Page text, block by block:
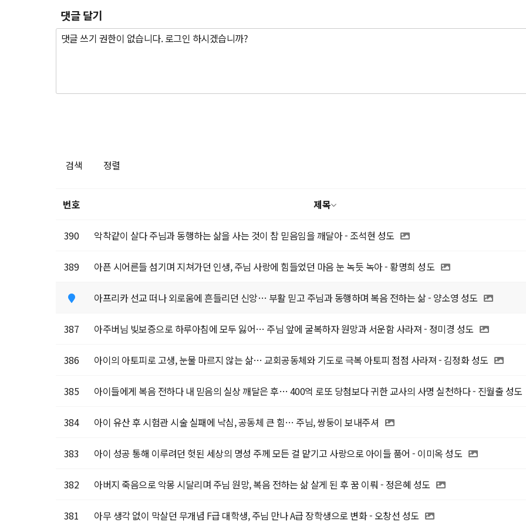
댓글 달기
검색 정렬
번호 제목
390 악착같이 살다 주님과 동행하는 삶을 사는 것이 참 믿음임을 깨달아 - 조석현 성도
389 아픈 시어른들 섬기며 지쳐가던 인생, 주님 사랑에 힘들었던 마음 눈 녹듯 녹아 - 황명희 성도
아프리카 선교 떠나 외로움에 흔들리던 신앙… 부활 믿고 주님과 동행하며 복음 전하는 삶 - 양소영 성도
387 아주버님 빚보증으로 하루아침에 모두 잃어… 주님 앞에 굴복하자 원망과 서운함 사라져 - 정미경 성도
386 아이의 아토피로 고생, 눈물 마르지 않는 삶… 교회공동체와 기도로 극복 아토피 점점 사라져 - 김정화 성도
385 아이들에게 복음 전하다 내 믿음의 실상 깨달은 후… 400억 로또 당첨보다 귀한 교사의 사명 실천하다 - 진월출 성도
384 아이 유산 후 시험관 시술 실패에 낙심, 공동체 큰 힘… 주님, 쌍둥이 보내주셔
383 아이 성공 통해 이루려던 헛된 세상의 명성 주께 모든 걸 맡기고 사랑으로 아이들 품어 - 이미옥 성도
382 아버지 죽음으로 악몽 시달리며 주님 원망, 복음 전하는 삶 살게 된 후 꿈 이뤄 - 정은혜 성도
381 아무 생각 없이 막살던 무개념 F급 대학생, 주님 만나 A급 장학생으로 변화 - 오창선 성도